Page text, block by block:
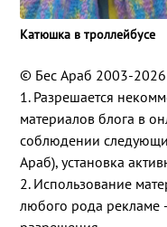
Катюшка в троллейбусе
© Бес Араб 2003-2026
1. Разрешается
материалов блога в
соблюдении
Араб), установка
2. Использование
любого рода рекламе